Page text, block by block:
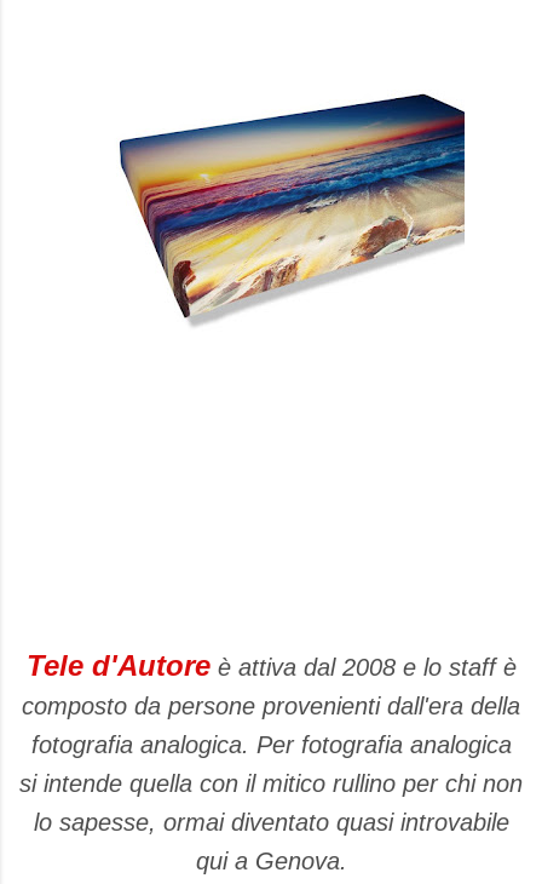
Tele d'Autoreè attiva dal 2008 e lo staff è
composto da persone provenienti dall'era della
fotografia analogica. Per fotografia analogica
si intende quella con il mitico rullino per chi non
lo sapesse, ormai diventato quasi introvabile
qui a Genova.